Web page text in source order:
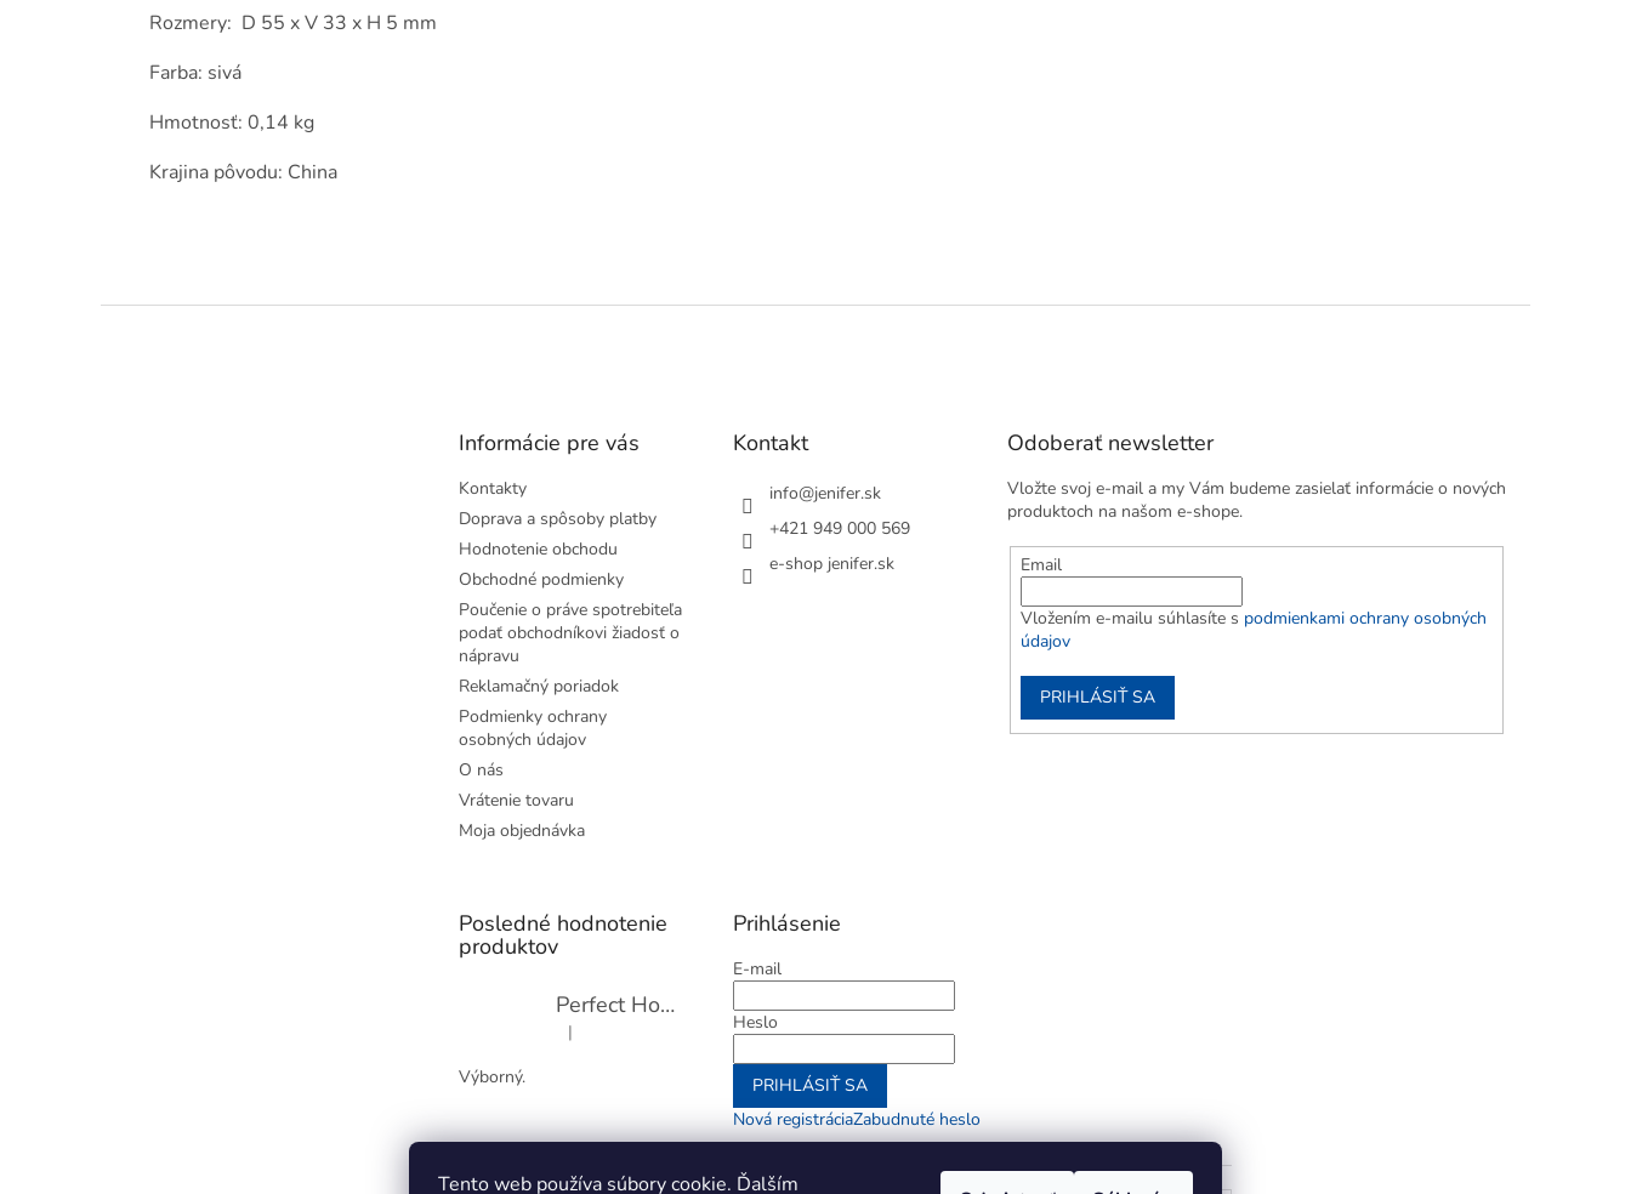
Tento web používa súbory cookie. Ďalším
Rozmery: D 55 x V 33 x H 5 mm
Farba: sivá
Hmotnosť: 0,14 kg
Krajina pôvodu: China
Informácie pre vás
Kontakty
Doprava a spôsoby platby
Hodnotenie obchodu
Obchodné podmienky
Poučenie o práve spotrebiteľa
podať obchodníkovi žiadosť o
nápravu
Reklamačný poriadok
Podmienky ochrany
osobných údajov
O nás
Vrátenie tovaru
Moja objednávka
Kontakt
info@jenifer.sk
+421 949 000 569
e-shop jenifer.sk
Odoberať newsletter
Vložte svoj e-mail a my Vám budeme zasielať informácie o nových
produktoch na našom e-shope.
Email
Vložením e-mailu súhlasíte s podmienkami ochrany osobných
údajov
PRIHLÁSIŤ SA
Posledné hodnotenie
produktov
Perfect Home Tĺčik na mäso so sekáčikom, 56893
Hodnotenie produktu je 5 z 5 hviezdičiek.
|
Výborný.
Prihlásenie
E-mail
Heslo
PRIHLÁSIŤ SA
Nová registráciaZabudnuté heslo
alebo